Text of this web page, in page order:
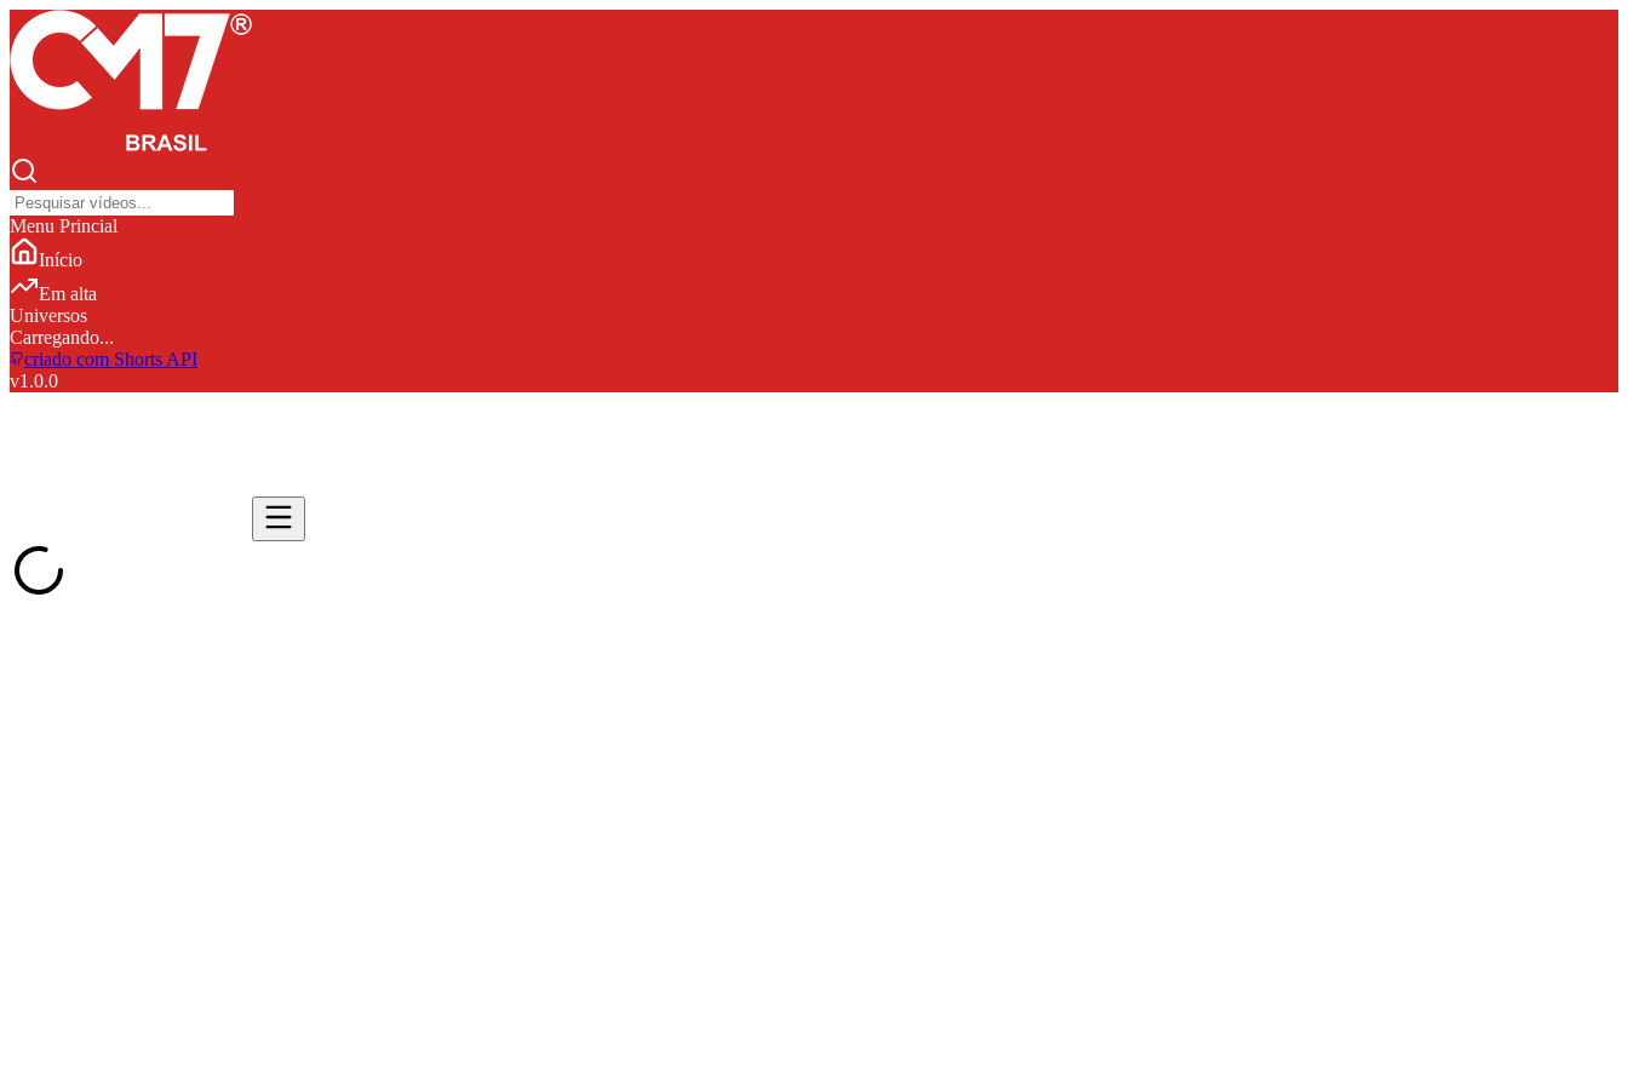
Menu Princial
Início
Em alta
Universos
Carregando...
criado com Shorts API
v1.0.0